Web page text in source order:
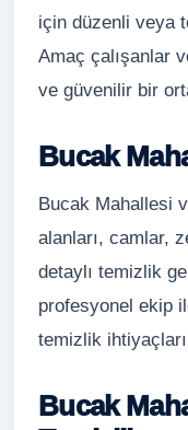
için düzenli veya
Amaç çalışanlar
ve güvenilir bir
Bucak
Bucak Mahallesi
alanları, camlar,
detaylı temizlik
profesyonel ekip
temizlik
Bucak